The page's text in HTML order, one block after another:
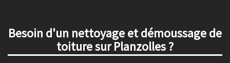
Besoin d'un nettoyage et démoussage de
toiture sur Planzolles ?